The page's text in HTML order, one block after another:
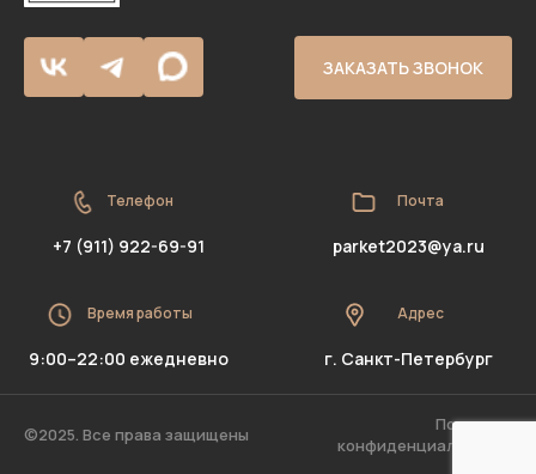
ЗАКАЗАТЬ ЗВОНОК
Телефон
+7 (911) 922-69-91
Почта
parket2023@ya.ru
Время работы
9:00–22:00 ежедневно
Адрес
г. Санкт-Петербург
©2025. Все права защищены
Политика
конфиденциальности